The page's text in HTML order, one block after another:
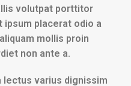
volutpat porttitor
placerat odio a
mollis proin
non ante a.
lectus varius dignissim